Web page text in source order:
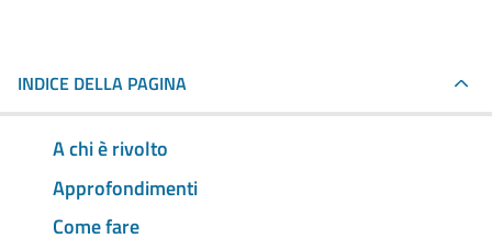
INDICE DELLA PAGINA
A chi è rivolto
Approfondimenti
Come fare